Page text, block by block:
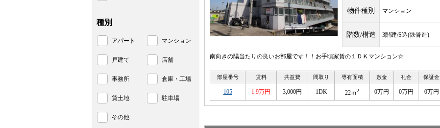
物件種別 マンション
階数/構造 3階建/S造(鉄骨造)
南向きの陽当たりの良いお部屋です！！お手頃家賃の１ＤＫマンション☆
部屋番号 賃料 共益費 間取り 専有面積 敷金 礼金 保証金
105 1.9万円 3,000円 1DK 22ｍ2 0万円 0万円 0万円
種別
アパート マンション
戸建て 店舗
事務所 倉庫・工場
貸土地 駐車場
その他